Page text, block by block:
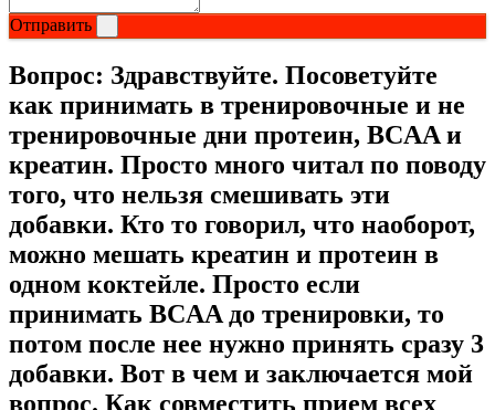
Жиросжигатели
Карнитин
Пиколинат хрома
Батончики и напитки
НАЗАД
Напитки
Протеиновые батончики
Протеиновые печенья
Отправить
Вопрос: Здравствуйте. Посоветуйте
как принимать в тренировочные и не
тренировочные дни протеин, BCAA и
креатин. Просто много читал по поводу
того, что нельзя смешивать эти
добавки. Кто то говорил, что наоборот,
можно мешать креатин и протеин в
одном коктейле. Просто если
принимать BCAA до тренировки, то
потом после нее нужно принять сразу 3
добавки. Вот в чем и заключается мой
вопрос. Как совместить прием всех